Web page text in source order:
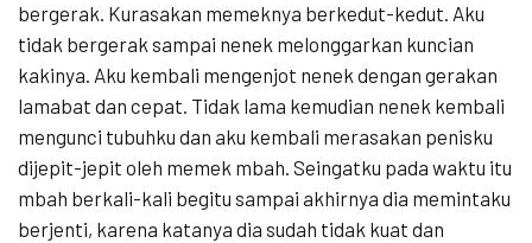
bergerak. Kurasakan memeknya berkedut-kedut. Aku
tidak bergerak sampai nenek melonggarkan kuncian
kakinya. Aku kembali mengenjot nenek dengan gerakan
lamabat dan cepat. Tidak lama kemudian nenek kembali
mengunci tubuhku dan aku kembali merasakan penisku
dijepit-jepit oleh memek mbah. Seingatku pada waktu itu
mbah berkali-kali begitu sampai akhirnya dia memintaku
berjenti, karena katanya dia sudah tidak kuat dan